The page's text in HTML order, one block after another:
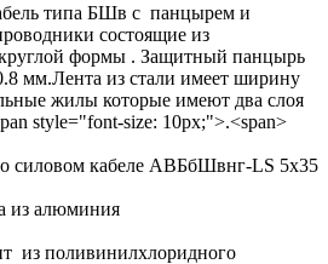
типа БШв с панцырем и
состоящие из
формы . Защитный панцырь
мм.Лента из стали имеет ширину
жилы которые имеют два слоя
style="font-size: 10px;">.<span>
силовом кабеле АВБбШвнг-LS 5х35
из алюминия
из поливинилхлоридного